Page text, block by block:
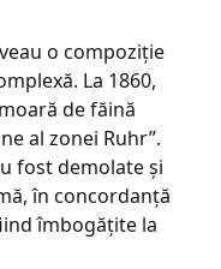
o compoziție
La 1860,
de făină
al zonei Ruhr”.
fost demolate și
în concordanță
îmbogățite la